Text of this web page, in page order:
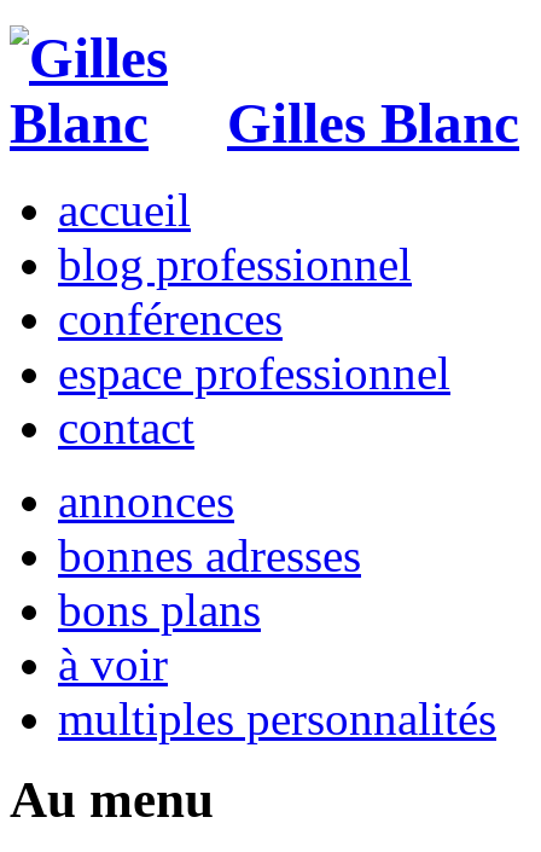
Gilles Blanc
accueil
blog professionnel
conférences
espace professionnel
contact
annonces
bonnes adresses
bons plans
à voir
multiples personnalités
Au menu